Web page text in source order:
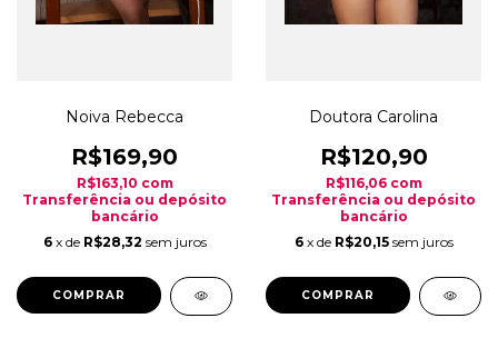
Noiva Rebecca
R$169,90
R$163,10 com
Transferência ou depósito
bancário
6 x de R$28,32 sem juros
COMPRAR
Doutora Carolina
R$120,90
R$116,06 com
Transferência ou depósito
bancário
6 x de R$20,15 sem juros
COMPRAR